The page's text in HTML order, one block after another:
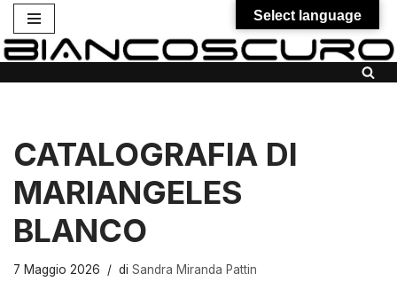
Vai
CATALOGRAFIA DI
MARIANGELES
BLANCO
7 Maggio 2026 di Sandra Miranda Pattin
Select language